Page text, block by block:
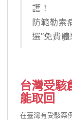
護！
防範勒索
選”免費
台灣受駭
能取回
在臺灣有受駭案